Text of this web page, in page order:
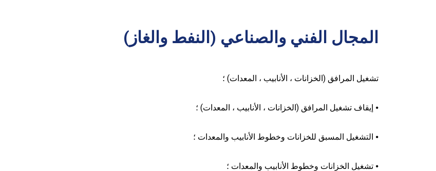
المجال الفني والصناعي (النفط والغاز)
تشغيل المرافق (الخزانات ، الأنابيب ، المعدات) ؛
⦁ إيقاف تشغيل المرافق (الخزانات ، الأنابيب ، المعدات) ؛
⦁ التشغيل المسبق للخزانات وخطوط الأنابيب والمعدات ؛
⦁ تشغيل الخزانات وخطوط الأنابيب والمعدات ؛